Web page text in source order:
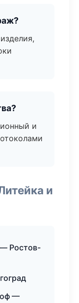
и
и
Ростов-
—